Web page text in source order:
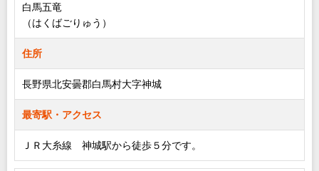
白馬五竜
（はくばごりゅう）
住所
長野県北安曇郡白馬村大字神城
最寄駅・アクセス
ＪＲ大糸線 神城駅から徒歩５分です。